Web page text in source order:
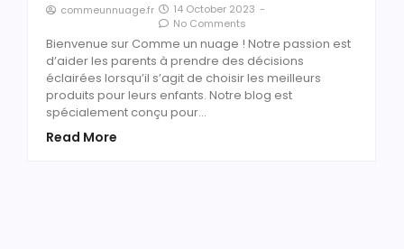
commeunnuage.fr 14 October 2023 -
No Comments
Bienvenue sur Comme un nuage ! Notre passion est
d’aider les parents à prendre des décisions
éclairées lorsqu’il s’agit de choisir les meilleurs
produits pour leurs enfants. Notre blog est
spécialement conçu pour…
Read More